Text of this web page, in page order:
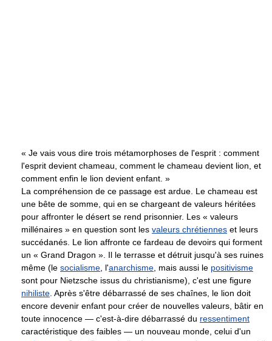
« Je vais vous dire trois métamorphoses de l'esprit : comment
l'esprit devient chameau, comment le chameau devient lion, et
comment enfin le lion devient enfant. »
La compréhension de ce passage est ardue. Le chameau est
une bête de somme, qui en se chargeant de valeurs héritées
pour affronter le désert se rend prisonnier. Les « valeurs
millénaires » en question sont les valeurs chrétiennes et leurs
succédanés. Le lion affronte ce fardeau de devoirs qui forment
un « Grand Dragon ». Il le terrasse et détruit jusqu'à ses ruines
même (le socialisme , l'anarchisme , mais aussi le positivisme
sont pour Nietzsche issus du christianisme), c'est une figure
nihiliste . Après s'être débarrassé de ses chaînes, le lion doit
encore devenir enfant pour créer de nouvelles valeurs, bâtir en
toute innocence — c'est-à-dire débarrassé du ressentiment
caractéristique des faibles — un nouveau monde, celui d'un